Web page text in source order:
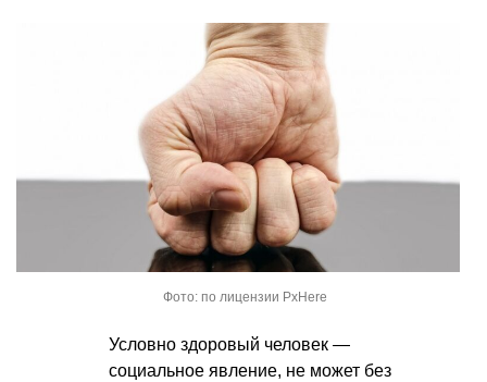
Фото: по лицензии PxHere
Условно здоровый человек —
социальное явление, не может без